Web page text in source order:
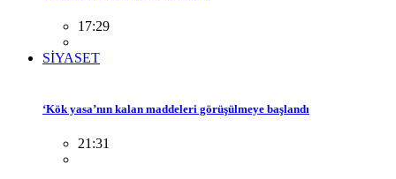
17:29
SİYASET
‘Kök yasa’nın kalan maddeleri görüşülmeye başlandı
21:31